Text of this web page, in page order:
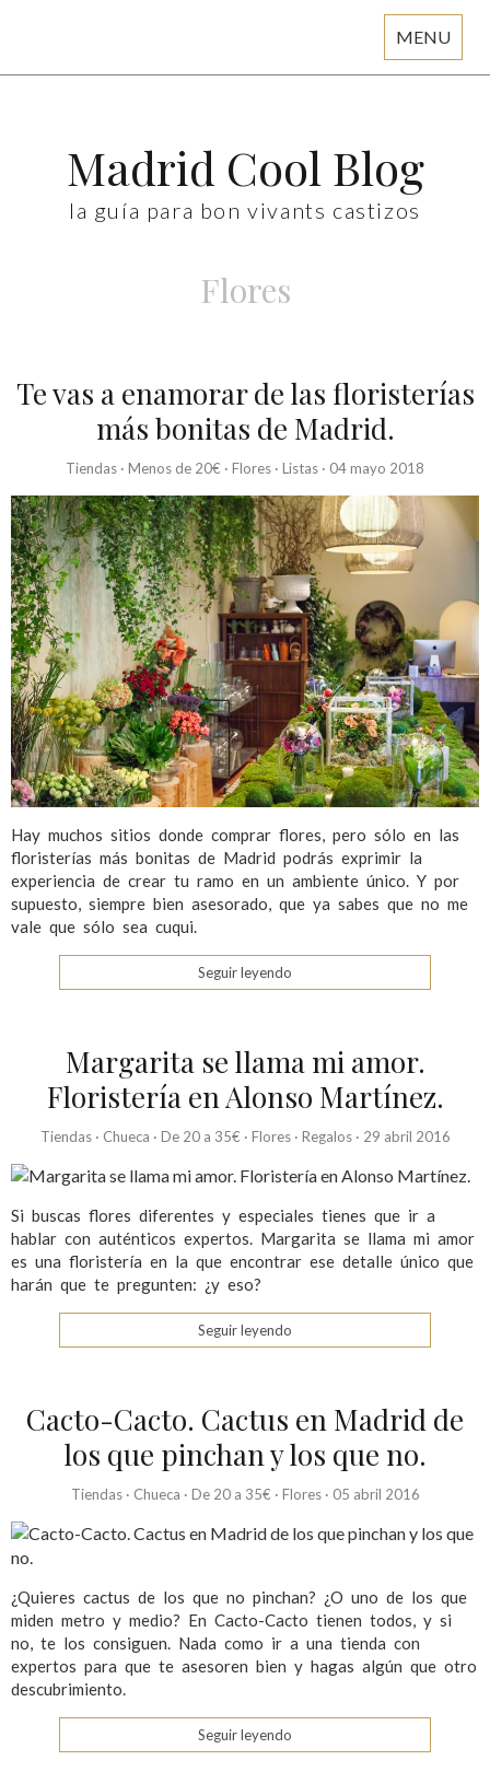
MENU
Madrid Cool Blog
la guía para bon vivants castizos
Flores
Te vas a enamorar de las floristerías
más bonitas de Madrid.
Tiendas · Menos de 20€ · Flores · Listas · 04 mayo 2018
Hay muchos sitios donde comprar flores, pero sólo en las
floristerías más bonitas de Madrid podrás exprimir la
experiencia de crear tu ramo en un ambiente único. Y por
supuesto, siempre bien asesorado, que ya sabes que no me
vale que sólo sea cuqui.
Seguir leyendo
Margarita se llama mi amor.
Floristería en Alonso Martínez.
Tiendas· Chueca · De 20 a 35€ · Flores· Regalos· 29 abril 2016
Si buscas flores diferentes y especiales tienes que ir a
hablar con auténticos expertos. Margarita se llama mi amor
es una floristería en la que encontrar ese detalle único que
harán que te pregunten: ¿y eso?
Seguir leyendo
Cacto-Cacto. Cactus en Madrid de
los que pinchan y los que no.
Tiendas· Chueca · De 20 a 35€ · Flores· 05 abril 2016
¿Quieres cactus de los que no pinchan? ¿O uno de los que
miden metro y medio? En Cacto-Cacto tienen todos, y si
no, te los consiguen. Nada como ir a una tienda con
expertos para que te asesoren bien y hagas algún que otro
descubrimiento.
Seguir leyendo